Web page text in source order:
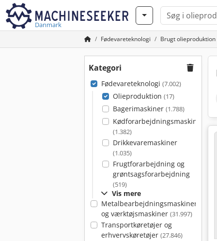
Danmark
Fødevareteknologi Brugt olieproduktion
Kategori
Fødevareteknologi (7.002)
Olieproduktion (17)
Bagerimaskiner (1.788)
Kødforarbejdningsmaskiner
(1.382)
Drikkevaremaskiner
(1.035)
Frugtforarbejdning og
grøntsagsforarbejdning
(519)
Vis mere
Metalbearbejdningsmaskiner
og værktøjsmaskiner (31.997)
Transportkøretøjer og
erhvervskøretøjer (27.846)